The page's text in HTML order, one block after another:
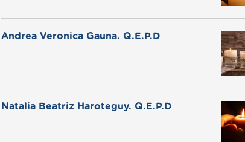
Andrea Veronica Gauna. Q.E.P.D
Natalia Beatriz Haroteguy. Q.E.P.D